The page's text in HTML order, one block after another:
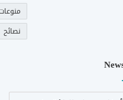
نصائح